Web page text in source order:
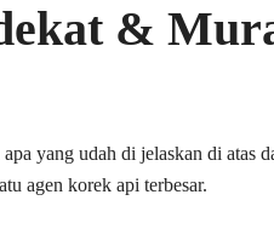
&
yang udah di jelaskan di atas
agen korek api terbesar.